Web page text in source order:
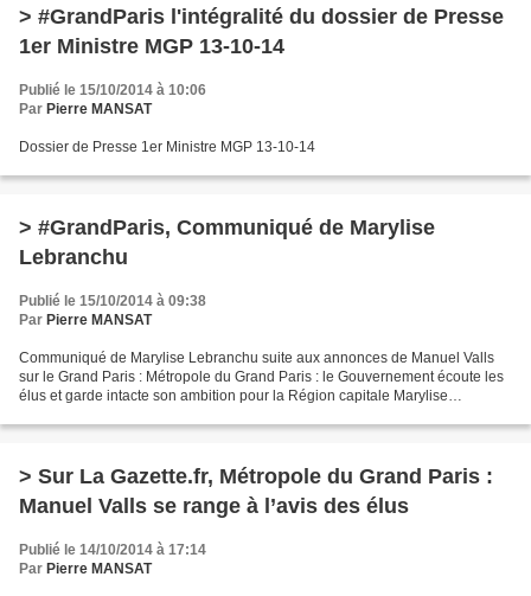
> #GrandParis l'intégralité du dossier de Presse
1er Ministre MGP 13-10-14
Publié le 15/10/2014 à 10:06
Par Pierre MANSAT
Dossier de Presse 1er Ministre MGP 13-10-14
> #GrandParis, Communiqué de Marylise
Lebranchu
Publié le 15/10/2014 à 09:38
Par Pierre MANSAT
Communiqué de Marylise Lebranchu suite aux annonces de Manuel Valls
sur le Grand Paris : Métropole du Grand Paris : le Gouvernement écoute les
élus et garde intacte son ambition pour la Région capitale Marylise
> Sur La Gazette.fr, Métropole du Grand Paris :
Manuel Valls se range à l’avis des élus
Publié le 14/10/2014 à 17:14
Par Pierre MANSAT